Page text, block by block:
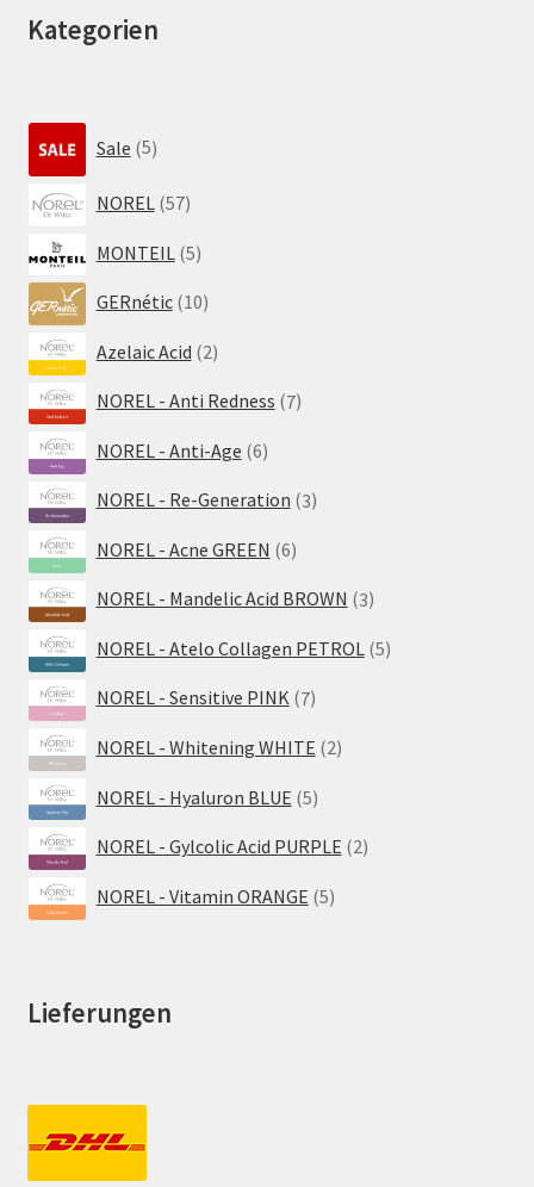
Kategorien
Sale 5
5
Produkte
NOREL 5757
MONTEIL 55
GERnétic 1010
Azelaic Acid 22
NOREL - Anti Redness 77
NOREL - Anti-Age 66
NOREL - Re-Generation 33
NOREL - Acne GREEN 66
NOREL - Mandelic Acid BROWN 33
NOREL - Atelo Collagen PETROL 55
NOREL - Sensitive PINK 77
NOREL - Whitening WHITE 22
NOREL - Hyaluron BLUE 55
NOREL - Gylcolic Acid PURPLE 22
NOREL - Vitamin ORANGE 55
Lieferungen